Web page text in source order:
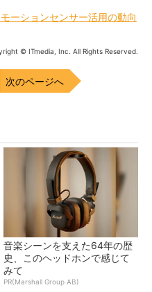
ーションセンサー活用の動向
© ITmedia, Inc. All Rights Reserved.
次のページへ
音楽シーンを支えた64年の歴
史、このヘッドホンで感じて
みて
PR(Marshall Group AB)